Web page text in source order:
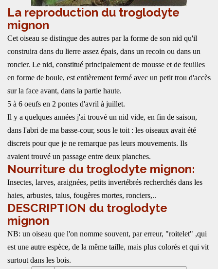
La reproduction du troglodyte
mignon
Cet oiseau se distingue des autres par la forme de son nid qu'il
construira dans du lierre assez épais, dans un recoin ou dans un
roncier. Le nid, constitué principalement de mousse et de feuilles
en forme de boule, est entièrement fermé avec un petit trou d'accès
sur la face avant, dans la partie haute.
5 à 6 oeufs en 2 pontes d'avril à juillet.
Il y a quelques années j'ai trouvé un nid vide, en fin de saison,
dans l'abri de ma basse-cour, sous le toit : les oiseaux avait été
discrets pour que je ne remarque pas leurs mouvements. Ils
avaient trouvé un passage entre deux planches.
Nourriture du troglodyte mignon:
Insectes, larves, araignées, petits invertébrés recherchés dans les
haies, arbustes, talus, fougères mortes, ronciers,..
DESCRIPTION du troglodyte
mignon
NB: un oiseau que l'on nomme souvent, par erreur, "roitelet" ,qui
est une autre espèce, de la même taille, mais plus colorés et qui vit
surtout dans les bois.